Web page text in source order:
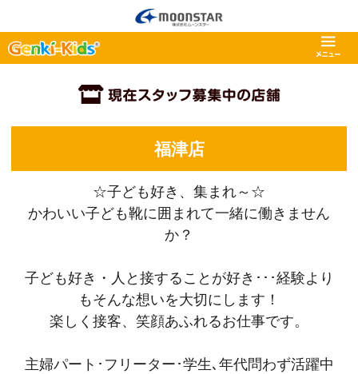
福津店
☆子ども好き、集まれ～☆
かわいい子ども靴に囲まれて一緒に働きません
か？
子ども好き・人と接することが好き･･･経験より
もそんな想いを大切にします！
楽しく接客、笑顔あふれるお仕事です。
主婦パート･フリーター･学生､年代問わず活躍中